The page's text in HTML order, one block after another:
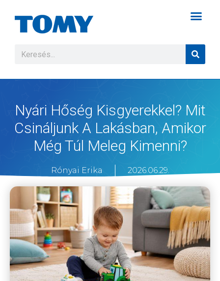
Nyári Hőség Kisgyerekkel? Mit
Csináljunk A Lakásban, Amikor
Még Túl Meleg Kimenni?
Rónyai Erika 2026.06.29.